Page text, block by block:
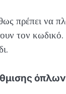
πρέπει να
τον κωδικό.
όπλων